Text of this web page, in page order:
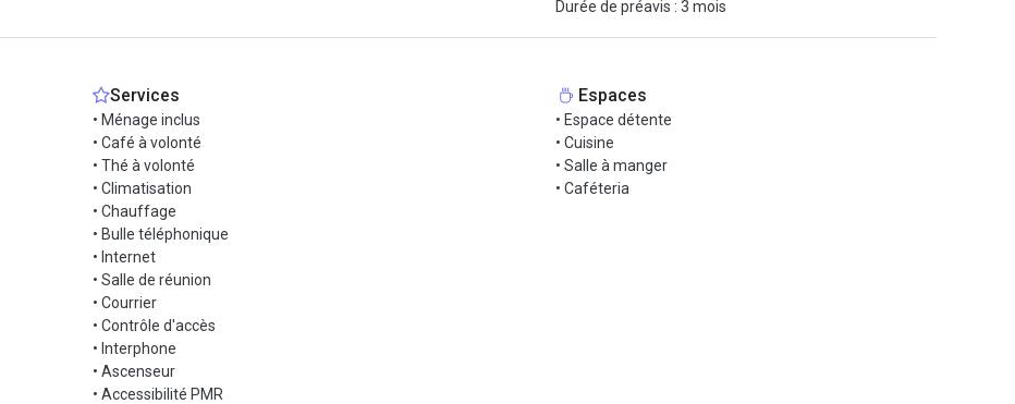
Durée de préavis : 3 mois
Services
• Ménage inclus
• Café à volonté
• Thé à volonté
• Climatisation
• Chauffage
• Bulle téléphonique
• Internet
• Salle de réunion
• Courrier
• Contrôle d'accès
• Interphone
• Ascenseur
• Accessibilité PMR
Espaces
• Espace détente
• Cuisine
• Salle à manger
• Caféteria